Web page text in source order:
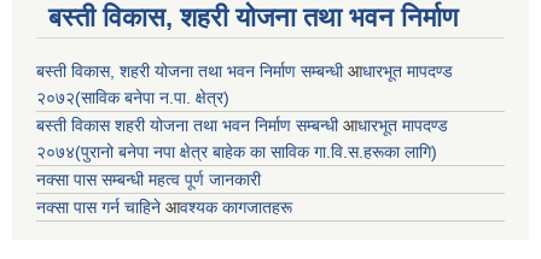
बस्ती विकास, शहरी योजना तथा भवन निर्माण
बस्ती विकास, शहरी योजना तथा भवन निर्माण सम्बन्धीआधारभूत मापदण्ड
२०७२(साविक बनेपा न.पा. क्षेत्र)
बस्ती विकास शहरी योजना तथा भवन निर्माण सम्बन्धीआधारभूत मापदण्ड
२०७४(पुरानो बनेपा नपा क्षेत्र बाहेक का साविक गा.वि.स.हरूका लागि)
नक्सा पास सम्बन्धी महत्व पूर्ण जानकारी
नक्सा पास गर्न चाहिने आवश्यक कागजातहरू